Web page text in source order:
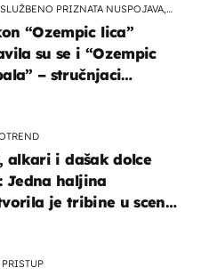
PRIZNATA NUSPOJAVA,
“Ozempic lica”
su se i “Ozempic
– stručnjaci
alkari i dašak dolce
Jedna haljina
je tribine u scenu